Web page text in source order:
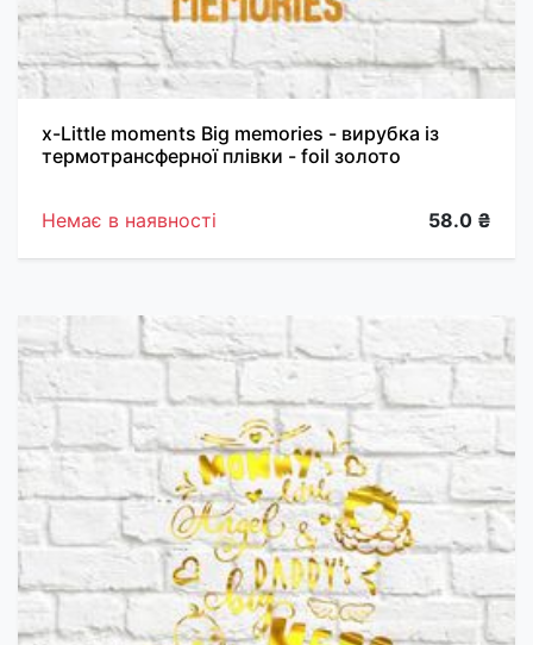
х-Little moments Big memories - вирубка із
термотрансферної плівки - foil золото
Немає в наявності 58.0 ₴